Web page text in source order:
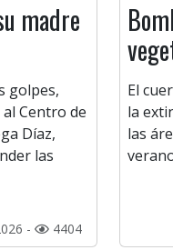
madre
golpes,
Centro de
Díaz,
las
- 4404
El
la
las